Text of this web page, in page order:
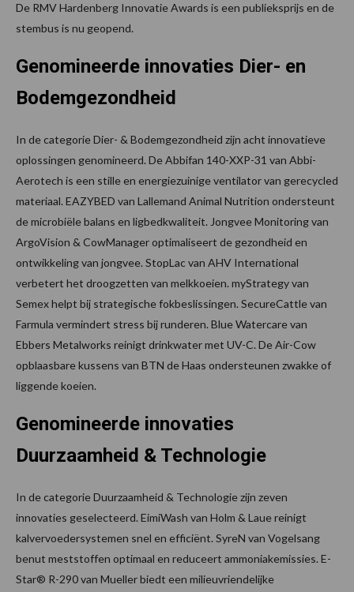
De RMV Hardenberg Innovatie Awards is een publieksprijs en de
stembus is nu geopend.
Genomineerde innovaties Dier- en
Bodemgezondheid
In de categorie Dier- & Bodemgezondheid zijn acht innovatieve
oplossingen genomineerd. De Abbifan 140-XXP-31 van Abbi-
Aerotech is een stille en energiezuinige ventilator van gerecycled
materiaal. EAZYBED van Lallemand Animal Nutrition ondersteunt
de microbiële balans en ligbedkwaliteit. Jongvee Monitoring van
ArgoVision & CowManager optimaliseert de gezondheid en
ontwikkeling van jongvee. StopLac van AHV International
verbetert het droogzetten van melkkoeien. myStrategy van
Semex helpt bij strategische fokbeslissingen. SecureCattle van
Farmula vermindert stress bij runderen. Blue Watercare van
Ebbers Metalworks reinigt drinkwater met UV-C. De Air-Cow
opblaasbare kussens van BTN de Haas ondersteunen zwakke of
liggende koeien.
Genomineerde innovaties
Duurzaamheid & Technologie
In de categorie Duurzaamheid & Technologie zijn zeven
innovaties geselecteerd. EimiWash van Holm & Laue reinigt
kalvervoedersystemen snel en efficiënt. SyreN van Vogelsang
benut meststoffen optimaal en reduceert ammoniakemissies. E-
Star® R-290 van Mueller biedt een milieuvriendelijke